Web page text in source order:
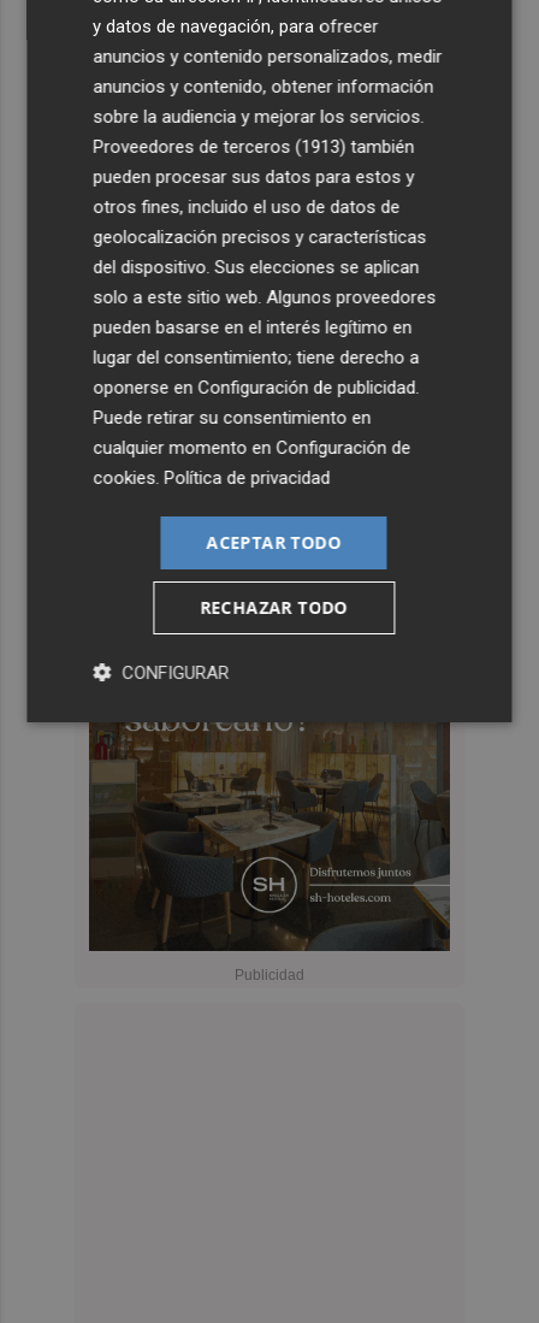
y datos de navegación, para ofrecer
anuncios y contenido personalizados, medir
anuncios y contenido, obtener información
sobre la audiencia y mejorar los servicios.
Proveedores de terceros (1913) también
pueden procesar sus datos para estos y
otros fines, incluido el uso de datos de
geolocalización precisos y características
del dispositivo. Sus elecciones se aplican
solo a este sitio web. Algunos proveedores
pueden basarse en el interés legítimo en
lugar del consentimiento; tiene derecho a
oponerse enConfiguración de publicidad.
Puede retirar su consentimiento en
cualquier momento enConfiguración de
cookies.Política de privacidad
ACEPTAR TODO
RECHAZAR TODO
CONFIGURAR